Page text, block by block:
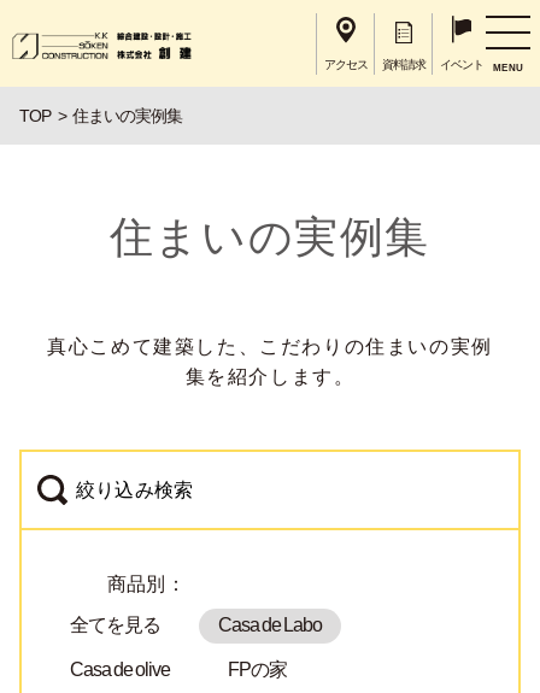
アクセス 資料請求 イベント MENU
TOP 住まいの実例集
住まいの実例集
真心こめて建築した、こだわりの住まいの実例
集を紹介します。
絞り込み検索
商品別：
全てを見る
Casa de Labo
Casa de olive FPの家